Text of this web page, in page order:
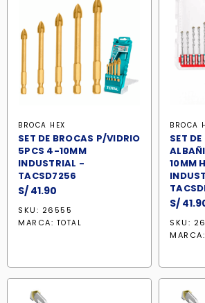
BROCA HEX
SET DE BROCAS P/VIDRIO
5PCS 4-10MM
INDUSTRIAL -
TACSD7256
S/ 41.90
SKU: 26555
MARCA: TOTAL
BROCA
SET
10MM
S/
SKU:
MARCA: